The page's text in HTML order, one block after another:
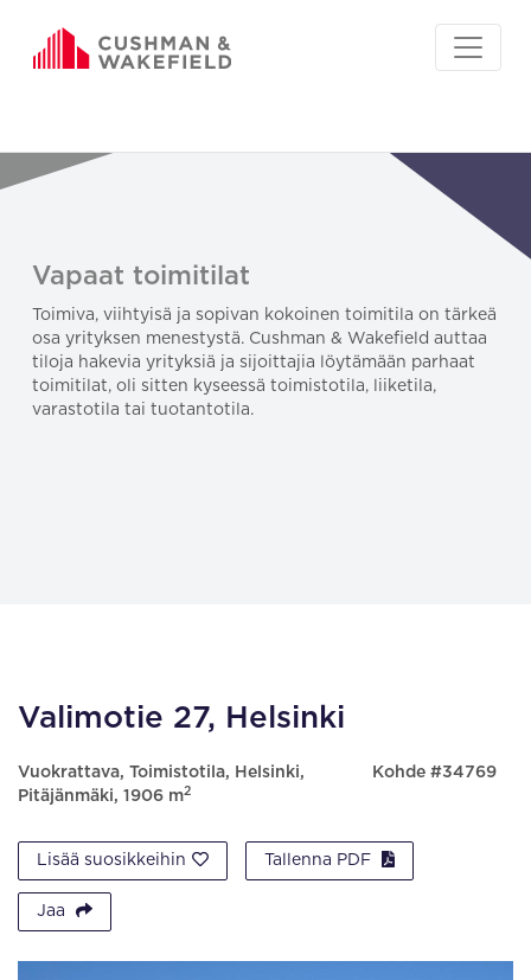
Vapaat toimitilat
Toimiva, viihtyisä ja sopivan kokoinen toimitila on tärkeä
osa yrityksen menestystä. Cushman & Wakefield auttaa
tiloja hakevia yrityksiä ja sijoittajia löytämään parhaat
toimitilat, oli sitten kyseessä toimistotila, liiketila,
varastotila tai tuotantotila.
Valimotie 27, Helsinki
Vuokrattava, Toimistotila, Helsinki,
Pitäjänmäki, 1906 m2
Kohde #34769
Lisää suosikkeihin Tallenna PDF
Jaa